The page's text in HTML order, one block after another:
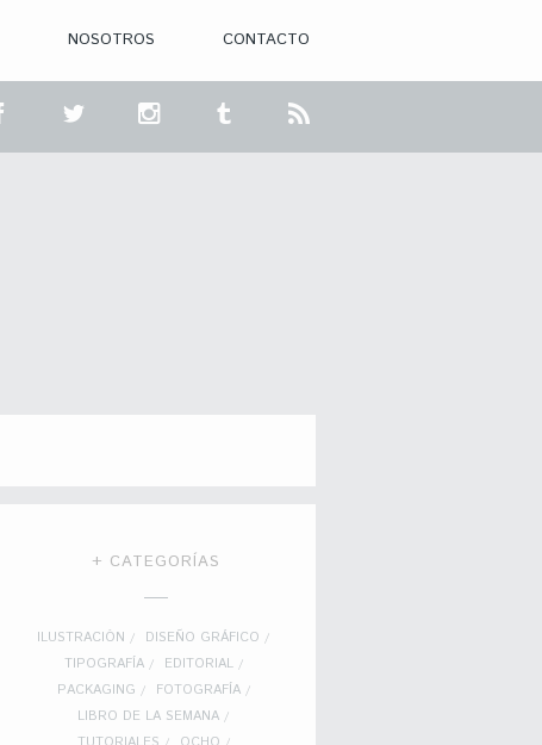
NOSOTROS CONTACTO
+ CATEGORÍAS
ILUSTRACIÓN
DISEÑO GRÁFICO
TIPOGRAFÍA
EDITORIAL
PACKAGING
FOTOGRAFÍA
LIBRO DE LA SEMANA